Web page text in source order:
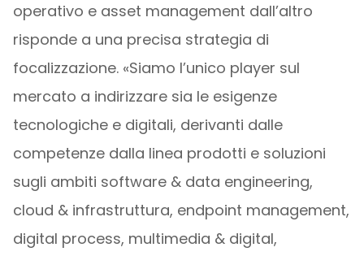
operativo e asset management dall’altro
risponde a una precisa strategia di
focalizzazione. «Siamo l’unico player sul
mercato a indirizzare sia le esigenze
tecnologiche e digitali, derivanti dalle
competenze dalla linea prodotti e soluzioni
sugli ambiti software & data engineering,
cloud & infrastruttura, endpoint management,
digital process, multimedia & digital,